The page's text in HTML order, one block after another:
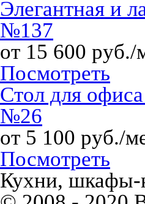
Элегантная и
№137
от 15 600 руб./
Посмотреть
Стол для
№26
от 5 100 руб./
Посмотреть
Кухни, шкафы-